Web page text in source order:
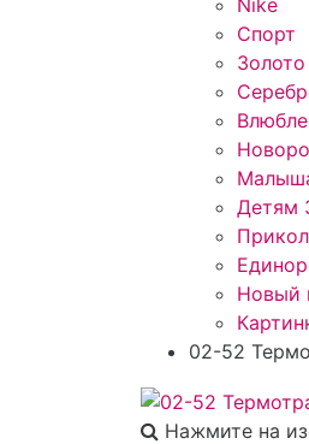
Nike
Спорт
Золото
Детям
Новый
02-52
Нажмите на